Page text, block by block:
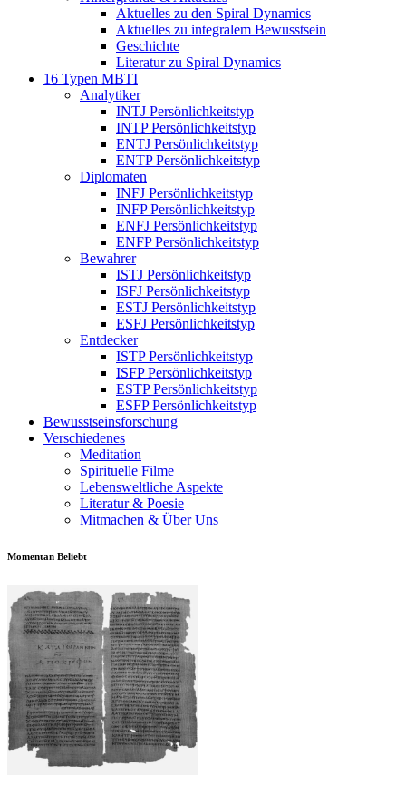
Aktuelles zu den Spiral Dynamics
Aktuelles zu integralem Bewusstsein
Geschichte
Literatur zu Spiral Dynamics
16 Typen MBTI
Analytiker
INTJ Persönlichkeitstyp
INTP Persönlichkeitstyp
ENTJ Persönlichkeitstyp
ENTP Persönlichkeitstyp
Diplomaten
INFJ Persönlichkeitstyp
INFP Persönlichkeitstyp
ENFJ Persönlichkeitstyp
ENFP Persönlichkeitstyp
Bewahrer
ISTJ Persönlichkeitstyp
ISFJ Persönlichkeitstyp
ESTJ Persönlichkeitstyp
ESFJ Persönlichkeitstyp
Entdecker
ISTP Persönlichkeitstyp
ISFP Persönlichkeitstyp
ESTP Persönlichkeitstyp
ESFP Persönlichkeitstyp
Bewusstseinsforschung
Verschiedenes
Meditation
Spirituelle Filme
Lebensweltliche Aspekte
Literatur & Poesie
Mitmachen & Über Uns
Momentan Beliebt